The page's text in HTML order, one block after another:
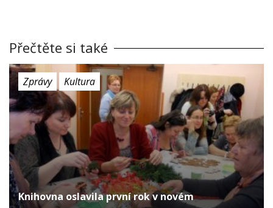
Přečtěte si také
Zprávy Kultura
Knihovna oslavila první rok v novém